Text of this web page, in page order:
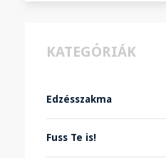
KATEGÓRIÁK
Edzésszakma
Fuss Te is!